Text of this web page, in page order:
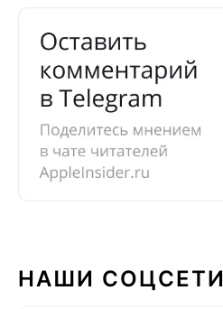
НАШИ СОЦСЕТИ